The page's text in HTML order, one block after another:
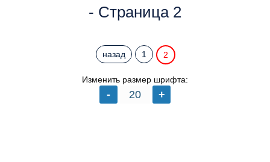
- Страница 2
назад 1 2
Изменить размер шрифта: